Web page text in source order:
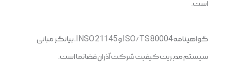
است.
گواهینامه ISO/TS 80004 و INSO 21145، بیانگر مبانی
سیستم مدیریت کیفیت شرکت آذران فضانما است.